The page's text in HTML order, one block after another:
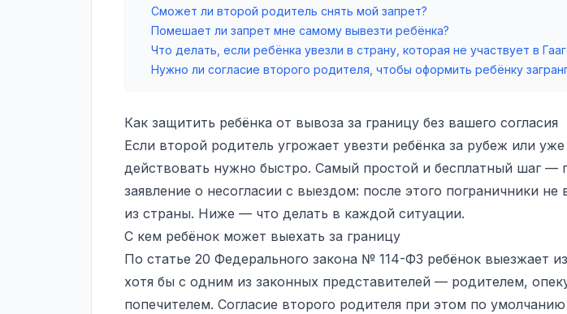
Сможет ли второй родитель снять мой запрет?
Помешает ли запрет мне самому вывезти ребёнка?
Что делать, если ребёнка увезли в страну, которая не участвует в
Нужно ли согласие второго родителя, чтобы оформить ребёнку
Как защитить ребёнка от вывоза за границу без вашего согласия
Если второй родитель угрожает увезти ребёнка за рубеж или
действовать нужно быстро. Самый простой и бесплатный шаг
заявление о несогласии с выездом: после этого пограничники не
из страны. Ниже — что делать в каждой ситуации.
С кем ребёнок может выехать за границу
По статье 20 Федерального закона № 114-ФЗ ребёнок выезжает
хотя бы с одним из законных представителей — родителем,
попечителем. Согласие второго родителя при этом по умолчанию